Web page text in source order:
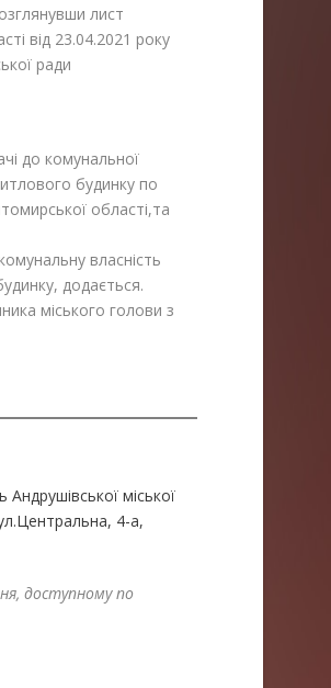
лист
від 23.04.2021 року
ради
до комунальної
будинку по
області,та
власність
додається.
міського голови з
міської
4-а,
доступному по